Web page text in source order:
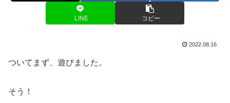
LINE コピー
2022.08.16
ついてまず、遊びました。
そう！